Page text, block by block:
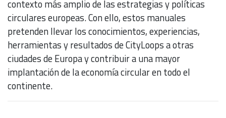
contexto más amplio de las estrategias y políticas
circulares europeas. Con ello, estos manuales
pretenden llevar los conocimientos, experiencias,
herramientas y resultados de CityLoops a otras
ciudades de Europa y contribuir a una mayor
implantación de la economía circular en todo el
continente.